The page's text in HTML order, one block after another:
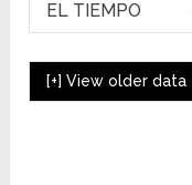
EL TIEMPO
[+]View older data